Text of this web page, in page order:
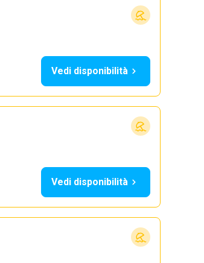
Vedi disponibilità
Vedi disponibilità